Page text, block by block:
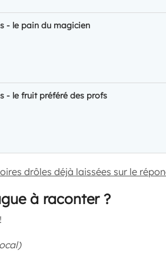
- le pain du magicien
- le fruit préféré des profs
drôles déjà laissées sur le
à raconter ?